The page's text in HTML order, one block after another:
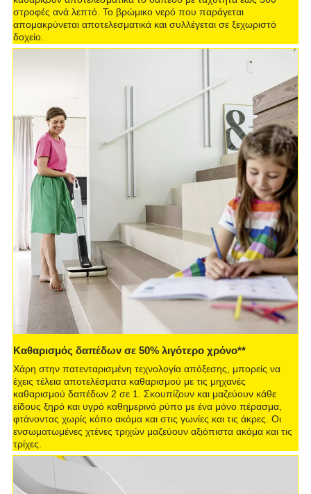
στροφές ανά λεπτό. Το βρώμικο νερό που παράγεται
απομακρύνεται αποτελεσματικά και συλλέγεται σε ξεχωριστό
δοχείο.
Καθαρισμός δαπέδων σε 50% λιγότερο χρόνο**
Χάρη στην πατενταρισμένη τεχνολογία απόξεσης, μπορείς να
έχεις τέλεια αποτελέσματα καθαρισμού με τις μηχανές
καθαρισμού δαπέδων 2 σε 1. Σκουπίζουν και μαζεύουν κάθε
είδους ξηρό και υγρό καθημερινό ρύπο με ένα μόνο πέρασμα,
φτάνοντας χωρίς κόπο ακόμα και στις γωνίες και τις άκρες. Οι
ενσωματωμένες χτένες τριχών μαζεύουν αξιόπιστα ακόμα και τις
τρίχες.